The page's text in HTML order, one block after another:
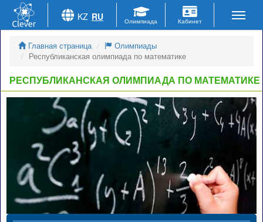
Главная страница
Олимпиады
Республиканская олимпиада по математике
РЕСПУБЛИКАНСКАЯ ОЛИМПИАДА ПО МАТЕМАТИКЕ
KZ RU